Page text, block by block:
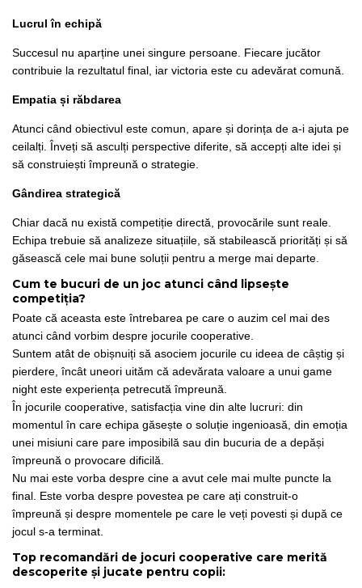
Lucrul în echipă
Succesul nu aparține unei singure persoane. Fiecare jucător
contribuie la rezultatul final, iar victoria este cu adevărat comună.
Empatia și răbdarea
Atunci când obiectivul este comun, apare și dorința de a-i ajuta pe
ceilalți. Înveți să asculți perspective diferite, să accepți alte idei și
să construiești împreună o strategie.
Gândirea strategică
Chiar dacă nu există competiție directă, provocările sunt reale.
Echipa trebuie să analizeze situațiile, să stabilească priorități și să
găsească cele mai bune soluții pentru a merge mai departe.
Cum te bucuri de un joc atunci când lipsește
competiția?
Poate că aceasta este întrebarea pe care o auzim cel mai des
atunci când vorbim despre jocurile cooperative.
Suntem atât de obișnuiți să asociem jocurile cu ideea de câștig și
pierdere, încât uneori uităm că adevărata valoare a unui game
night este experiența petrecută împreună.
În jocurile cooperative, satisfacția vine din alte lucruri: din
momentul în care echipa găsește o soluție ingenioasă, din emoția
unei misiuni care pare imposibilă sau din bucuria de a depăși
împreună o provocare dificilă.
Nu mai este vorba despre cine a avut cele mai multe puncte la
final. Este vorba despre povestea pe care ați construit-o
împreună și despre momentele pe care le veți povesti și după ce
jocul s-a terminat.
Top recomandări de jocuri cooperative care merită
descoperite și jucate pentru copii: